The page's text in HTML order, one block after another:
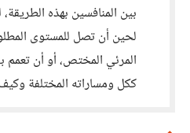
بين المنافسين بهذه
لحين أن تصل للمستوى
المرئي المختص، أو أن
ككل ومساراته المختلفة